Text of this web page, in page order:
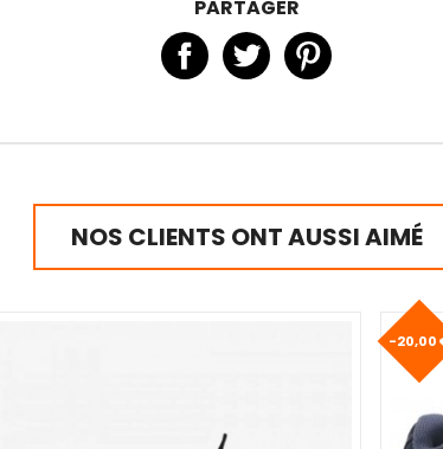
PARTAGER
NOS CLIENTS ONT AUSSI AIMÉ
-20,00